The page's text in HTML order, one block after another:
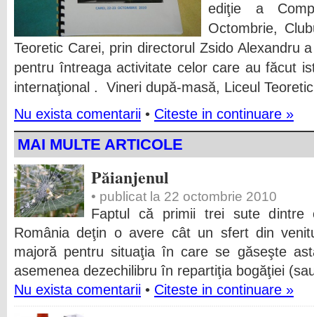
ediţie a
Octombrie,
Teoretic Carei, prin directorul Zsido Alexandru
pentru întreaga activitate celor care au făcut
internaţional . Vineri după-masă, Liceul
Nu exista comentarii • Citeste in continuare »
MAI MULTE ARTICOLE
Păianjenul
• publicat la 22 octombrie 2010
Faptul că primii trei sute dintre
România deţin o avere cât un sfert din
majoră pentru situaţia în care se găseşte
asemenea dezechilibru în repartiţia bogăţiei
Nu exista comentarii • Citeste in continuare »